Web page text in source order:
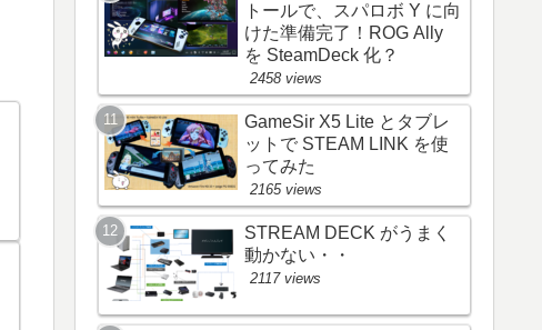
トールで、スパロボ Y に向
けた準備完了！ROG Ally
を SteamDeck 化？
2458 views
GameSir X5 Lite とタブレ
ットで STEAM LINK を使
ってみた
2165 views
STREAM DECK がうまく
動かない・・
2117 views